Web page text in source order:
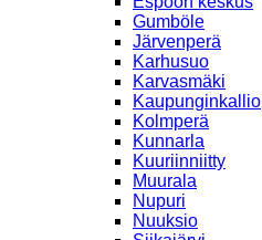
Gumböle
Järvenperä
Karhusuo
Karvasmäki
Kaupunginkallio
Kolmperä
Kunnarla
Kuuriinniitty
Muurala
Nupuri
Nuuksio